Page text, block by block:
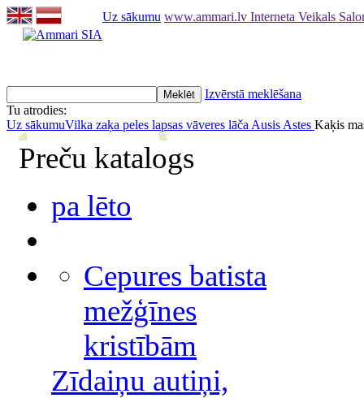
Uz sākumu www.ammari.lv Interneta Veikals
Izvērstā meklēšana
Tu atrodies:
Uz sākumuVilka zaķa peles lapsas vāveres lāča Ausis Astes Kaķis
Preču katalogs
pa lēto
Cepures batista
mežģīnes
kristībām
Zīdaiņu autiņi,